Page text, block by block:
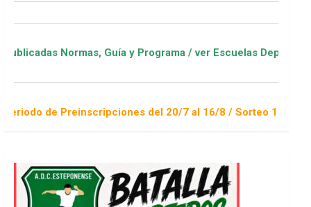
Guía y Programa / ver Escuelas Deportivas
del 20/7 al 16/8 / Sorteo 1 de septiembre